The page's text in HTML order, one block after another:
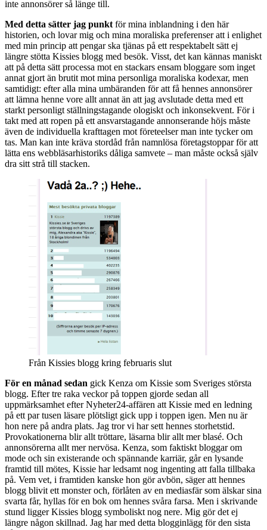
inte annonsörer så länge till.
Med detta sätter jag punkt för mina inblandning i den här
historien, och lovar mig och mina moraliska preferenser att i enlighet
med min princip att pengar ska tjänas på ett respektabelt sätt ej
längre stötta Kissies blogg med besök. Visst, det kan kännas maniskt
att på detta sätt processa mot en stackars ensam bloggare som inget
annat gjort än brutit mot mina personliga moraliska kodexar, men
samtidigt: efter alla mina umbäranden för att få hennes annonsörer
att lämna henne vore allt annat än att jag avslutade detta med ett
starkt personligt ställningstagande ologiskt och inkonsekvent. För i
takt med att ropen på ett ansvarstagande annonserande höjs måste
även de individuella krafttagen mot företeelser man inte tycker om
tas. Man kan inte kräva stordåd från namnlösa företagstoppar för att
lätta ens webbläsarhistoriks dåliga samvete – man måste också själv
dra sitt strå till stacken.
Från Kissies blogg kring februaris slut
För en månad sedan gick Kenza om Kissie som Sveriges största
blogg. Efter tre raka veckor på toppen gjorde sedan all
uppmärksamhet efter Nyheter24-affären att Kissie med en ledning
på ett par tusen läsare plötsligt gick upp i toppen igen. Men nu är
hon nere på andra plats. Jag tror vi har sett hennes storhetstid.
Provokationerna blir allt tröttare, läsarna blir allt mer blasé. Och
annonsörerna allt mer nervösa. Kenza, som faktiskt bloggar om
mode och sin existerande och spännande karriär, går en lysande
framtid till mötes, Kissie har ledsamt nog ingenting att falla tillbaka
på. Vem vet, i framtiden kanske hon gör avbön, säger att hennes
blogg blivit ett monster och, förlåten av en mediasfär som älskar sina
svarta får, hyllas för en bok om hennes svåra farsa. Men i skrivande
stund ligger Kissies blogg symboliskt nog nere. Mig gör det ej
längre någon skillnad. Jag har med detta blogginlägg för den sista